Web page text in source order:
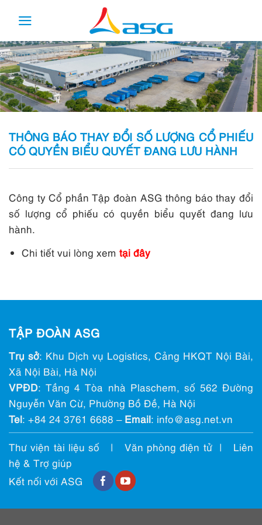
content
THÔNG BÁO THAY ĐỔI SỐ LƯỢNG CỔ PHIẾU
CÓ QUYỀN BIỂU QUYẾT ĐANG LƯU HÀNH
Công ty Cổ phần Tập đoàn ASG thông báo thay đổi
số lượng cổ phiếu có quyền biểu quyết đang lưu
hành.
Chi tiết vui lòng xemtại đây
TẬP ĐOÀN ASG
Trụ sở: Khu Dịch vụ Logistics, Cảng HKQT Nội Bài,
Xã Nội Bài, Hà Nội
VPĐD: Tầng 4 Tòa nhà Plaschem, số 562 Đường
Nguyễn Văn Cừ, Phường Bồ Đề, Hà Nội
Tel: +84 24 3761 6688 – Email: info@ asg.net.vn
Thư viện tài liệu số | Văn phòng điện tử|
Liên
hệ & Trợ giúp
Kết nối với ASG